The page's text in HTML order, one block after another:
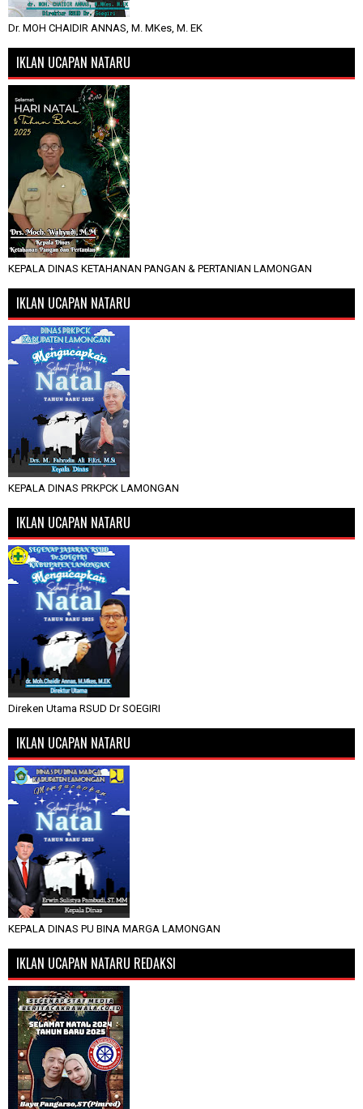
Dr. MOH CHAIDIR ANNAS, M. MKes, M. EK
IKLAN UCAPAN NATARU
KEPALA DINAS KETAHANAN PANGAN & PERTANIAN LAMONGAN
IKLAN UCAPAN NATARU
KEPALA DINAS PRKPCK LAMONGAN
IKLAN UCAPAN NATARU
Direken Utama RSUD Dr SOEGIRI
IKLAN UCAPAN NATARU
KEPALA DINAS PU BINA MARGA LAMONGAN
IKLAN UCAPAN NATARU REDAKSI